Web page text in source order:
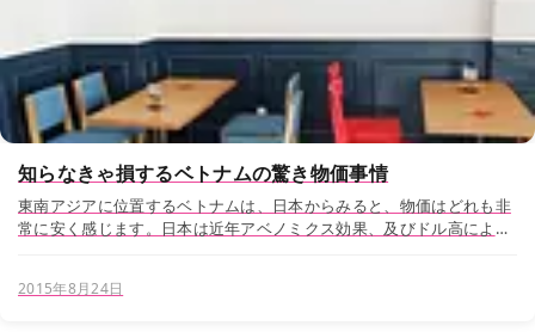
知らなきゃ損するベトナムの驚き物価事情
東南アジアに位置するベトナムは、日本からみると、物価はどれも非
常に安く感じます。日本は近年アベノミクス効果、及びドル高によっ
2015年8月24日